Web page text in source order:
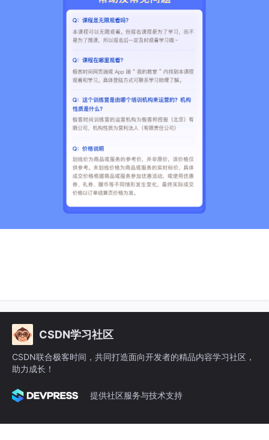
CSDN学习社区
CSDN联合极客时间，共同打造面向开发者的精品内容学习社区，
助力成长！
提供社区服务与技术支持